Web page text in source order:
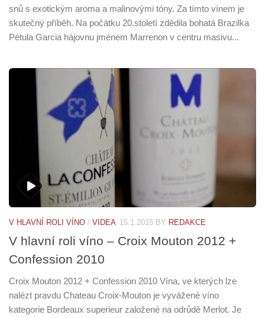
snů s exotickým aroma a malinovými tóny. Za tímto vínem je
skutečný příběh. Na počátku 20.století zdědila bohatá Brazilka
Pétula Garcia hájovnu jménem Marrenon v centru masivu...
V HLAVNÍ ROLI VÍNO / VIDEA 15.1.2015 BY REDAKCE
V hlavní roli víno – Croix Mouton 2012 +
Confession 2010
Croix Mouton 2012 + Confession 2010 Vína, ve kterých lze
nalézt pravdu Chateau Croix-Mouton je vyvážené víno
kategorie Bordeaux superieur založené na odrůdě Merlot. Je